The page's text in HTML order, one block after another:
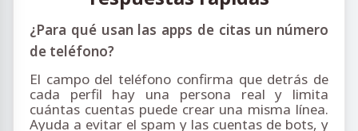
¿Para qué usan las apps de citas un número
de teléfono?
El campo del teléfono confirma que detrás de
cada perfil hay una persona real y limita
cuántas cuentas puede crear una misma línea.
Ayuda a evitar el spam y las cuentas de bots, y